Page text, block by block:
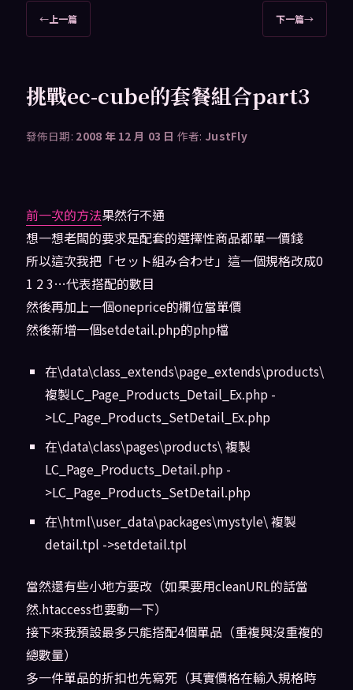
章
←上一篇 下一篇→
挑戰ec-cube的套餐組合part3
發佈日期: 2008 年 12 月 03 日 作者: JustFly
前一次的方法果然行不通
想一想老闆的要求是配套的選擇性商品都單一價錢
所以這次我把「セット組み合わせ」這一個規格改成0
1 2 3…代表搭配的數目
然後再加上一個oneprice的欄位當單價
然後新增一個setdetail.php的php檔
在\data\class_extends\page_extends\products\
複製LC_Page_Products_Detail_Ex.php -
>LC_Page_Products_SetDetail_Ex.php
在\data\class\pages\products\ 複製
LC_Page_Products_Detail.php -
>LC_Page_Products_SetDetail.php
在\html\user_data\packages\mystyle\ 複製
detail.tpl ->setdetail.tpl
當然還有些小地方要改（如果要用cleanURL的話當
然.htaccess也要動一下）
接下來我預設最多只能搭配4個單品（重複與沒重複的
總數量）
多一件單品的折扣也先寫死（其實價格在輸入規格時